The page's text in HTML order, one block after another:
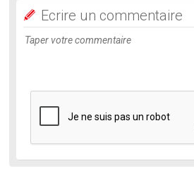
Ecrire un commentaire